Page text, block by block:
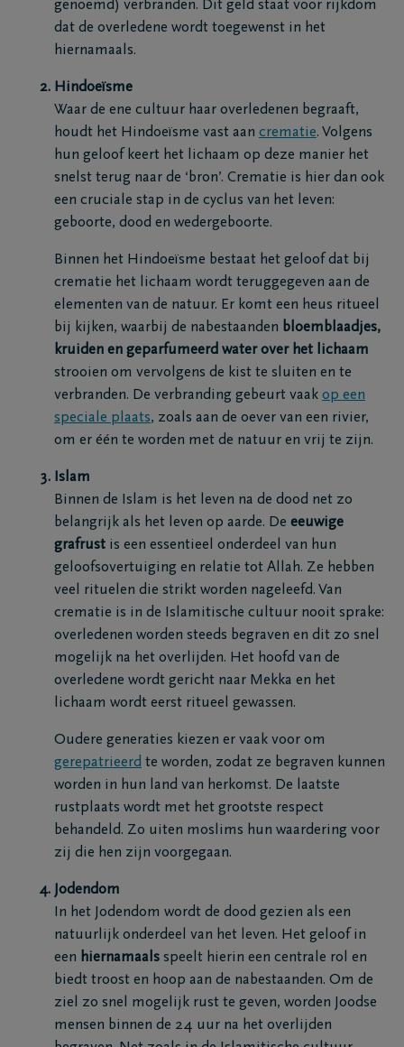
genoemd) verbranden. Dit geld staat voor rijkdom
dat de overledene wordt toegewenst in het
hiernamaals.
Hindoeïsme
Waar de ene cultuur haar overledenen begraaft,
houdt het Hindoeïsme vast aan crematie. Volgens
hun geloof keert het lichaam op deze manier het
snelst terug naar de ‘bron’. Crematie is hier dan ook
een cruciale stap in de cyclus van het leven:
geboorte, dood en wedergeboorte.
Binnen het Hindoeïsme bestaat het geloof dat bij
crematie het lichaam wordt teruggegeven aan de
elementen van de natuur. Er komt een heus ritueel
bij kijken, waarbij de nabestaanden bloemblaadjes,
kruiden en geparfumeerd water over het lichaam
strooien om vervolgens de kist te sluiten en te
verbranden. De verbranding gebeurt vaak op een
speciale plaats, zoals aan de oever van een rivier,
om er één te worden met de natuur en vrij te zijn.
Islam
Binnen de Islam is het leven na de dood net zo
belangrijk als het leven op aarde. De eeuwige
grafrust is een essentieel onderdeel van hun
geloofsovertuiging en relatie tot Allah. Ze hebben
veel rituelen die strikt worden nageleefd. Van
crematie is in de Islamitische cultuur nooit sprake:
overledenen worden steeds begraven en dit zo snel
mogelijk na het overlijden. Het hoofd van de
overledene wordt gericht naar Mekka en het
lichaam wordt eerst ritueel gewassen.
Oudere generaties kiezen er vaak voor om
gerepatrieerd te worden, zodat ze begraven kunnen
worden in hun land van herkomst. De laatste
rustplaats wordt met het grootste respect
behandeld. Zo uiten moslims hun waardering voor
zij die hen zijn voorgegaan.
Jodendom
In het Jodendom wordt de dood gezien als een
natuurlijk onderdeel van het leven. Het geloof in
een hiernamaals speelt hierin een centrale rol en
biedt troost en hoop aan de nabestaanden. Om de
ziel zo snel mogelijk rust te geven, worden Joodse
mensen binnen de 24 uur na het overlijden